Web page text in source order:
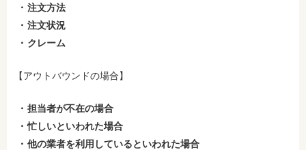
注文方法
注文状況
クレーム
【アウトバウンドの場合】
担当者が不在の場合
忙しいといわれた場合
他の業者を利用しているといわれた場合